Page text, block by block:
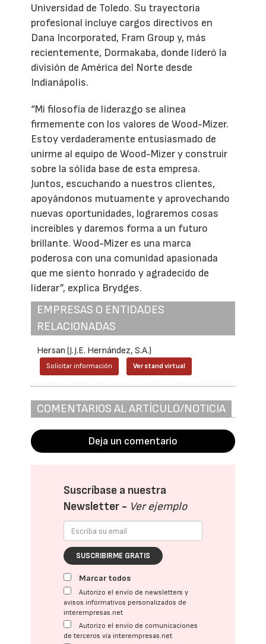
Universidad de Toledo. Su trayectoria
profesional incluye cargos directivos en
Dana Incorporated, Fram Group y, más
recientemente, Dormakaba, donde lideró la
división de América del Norte desde
Indianápolis.
“Mi filosofía de liderazgo se alinea
firmemente con los valores de Wood-Mizer.
Estoy verdaderamente entusiasmado de
unirme al equipo de Wood-Mizer y construir
sobre la sólida base de esta empresa.
Juntos, escuchando a nuestros clientes,
apoyándonos mutuamente y aprovechando
nuevas oportunidades, lograremos cosas
increíbles y daremos forma a un futuro
brillante. Wood-Mizer es una marca
poderosa con una comunidad apasionada
que me siento honrado y agradecido de
liderar”, explica Brydges.
EMPRESAS O ENTIDADES
RELACIONADAS
Hersan (J.J.E. Hernández, S.A.)
Solicitar información Ver stand virtual
COMENTARIOS AL ARTÍCULO/NOTICIA
Deja un comentario
Suscríbase a nuestra
Newsletter - Ver ejemplo
SUSCRIBIRME GRATIS
Marcar todos
Autorizo el envío de newsletters y
avisos informativos personalizados de
interempresas.net
Autorizo el envío de comunicaciones
de terceros vía interempresas.net